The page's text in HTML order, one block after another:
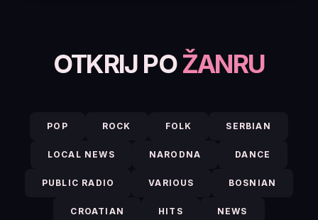
OTKRIJ POŽANRU
POP ROCK FOLK SERBIAN
LOCAL NEWS NARODNA DANCE
PUBLIC RADIO VARIOUS BOSNIAN
CROATIAN HITS NEWS